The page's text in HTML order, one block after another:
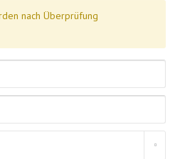
nach Überprüfung